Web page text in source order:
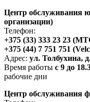
Центр обслуживания
организации)
Телефон:
+375 (33) 333 23 23
+375 (44) 7 751 751
Адрес: ул. Толбухина,
Время работы с 9 до
рабочие дни
Центр обслуживания